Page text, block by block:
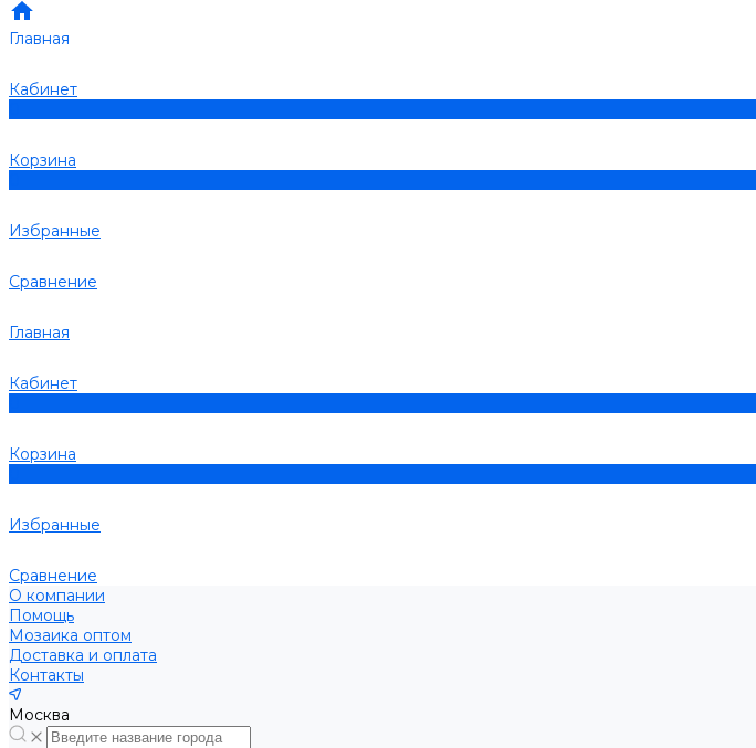
Главная
Кабинет
Корзина
Избранные
Сравнение
Главная
Кабинет
Корзина
Избранные
Сравнение
О компании
Помощь
Мозаика оптом
Доставка и оплата
Контакты
Москва